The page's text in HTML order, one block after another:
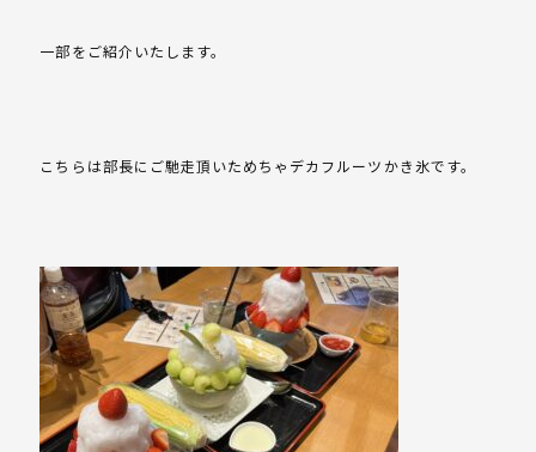
一部をご紹介いたします。
こちらは部長にご馳走頂いためちゃデカフルーツかき氷です。